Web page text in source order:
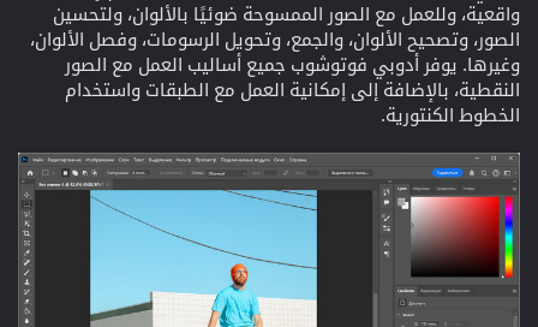
واقعية، وللعمل مع الصور الممسوحة ضوئيًا بالألوان، ولتحسين
الصور، وتصحيح الألوان، والجمع، وتحويل الرسومات، وفصل الألوان،
وغيرها. يوفر أدوبي فوتوشوب جميع أساليب العمل مع الصور
النقطية، بالإضافة إلى إمكانية العمل مع الطبقات واستخدام
الخطوط الكنتورية.